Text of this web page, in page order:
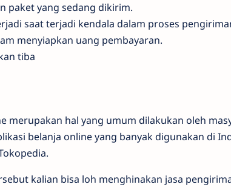
paket yang sedang dikirim.
saat terjadi kendala dalam proses
menyiapkan uang pembayaran.
tiba
merupakan hal yang umum dilakukan oleh
belanja online yang banyak digunakan di
kalian bisa loh menghinakan jasa